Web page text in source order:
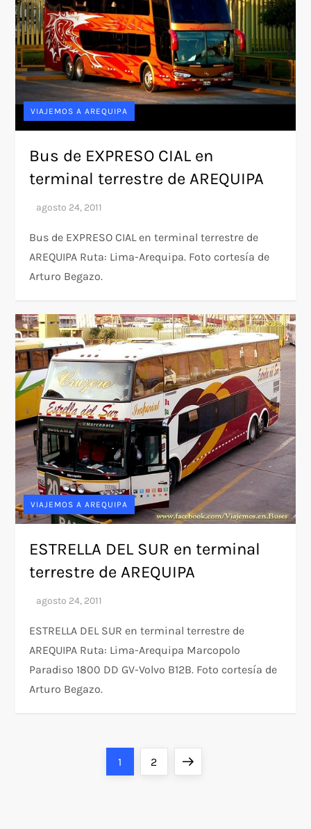
VIAJEMOS A AREQUIPA
Bus de EXPRESO CIAL en
terminal terrestre de AREQUIPA
Bus de EXPRESO CIAL en terminal terrestre de
AREQUIPA Ruta: Lima-Arequipa. Foto cortesía de
Arturo Begazo.
VIAJEMOS A AREQUIPA
ESTRELLA DEL SUR en terminal
terrestre de AREQUIPA
ESTRELLA DEL SUR en terminal terrestre de
AREQUIPA Ruta: Lima-Arequipa Marcopolo
Paradiso 1800 DD GV-Volvo B12B. Foto cortesía de
Arturo Begazo.
Página
1 Página
2 Siguiente